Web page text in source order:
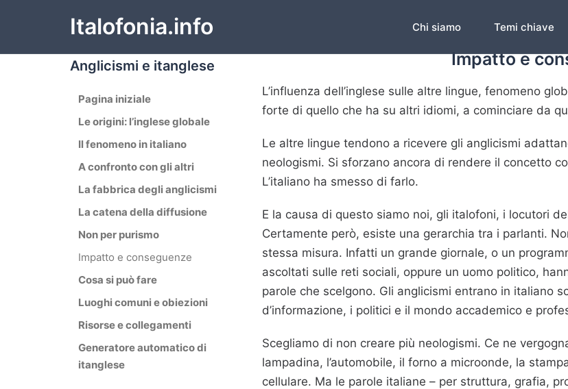
Italofonia.info Chi siamo Temi chiave
Anglicismi e itanglese
Pagina iniziale
Le origini: l’inglese globale
Il fenomeno in italiano
A confronto con gli altri
La fabbrica degli anglicismi
La catena della diffusione
Non per purismo
Impatto e conseguenze
Cosa si può fare
Luoghi comuni e obiezioni
Risorse e collegamenti
Generatore automatico di
itanglese
Impatto e
L’influenza dell’inglese sulle altre lingue, fenomeno
forte di quello che ha su altri idiomi, a cominciare da
Le altre lingue tendono a ricevere gli anglicismi
neologismi. Si sforzano ancora di rendere il concetto
L’italiano ha smesso di farlo.
E la causa di questo siamo noi, gli italofoni, i locutori
Certamente però, esiste una gerarchia tra i parlanti.
stessa misura. Infatti un grande giornale, o un
ascoltati sulle reti sociali, oppure un uomo politico,
parole che scelgono. Gli anglicismi entrano in italiano
d’informazione, i politici e il mondo accademico e
Scegliamo di non creare più neologismi. Ce ne
lampadina, l’automobile, il forno a microonde, la
cellulare. Ma le parole italiane – per struttura, grafia,